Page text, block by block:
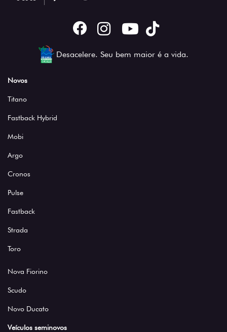
Desacelere. Seu bem maior é a vida.
Novos
Titano
Fastback Hybrid
Mobi
Argo
Cronos
Pulse
Fastback
Strada
Toro
Nova Fiorino
Scudo
Novo Ducato
Veículos seminovos